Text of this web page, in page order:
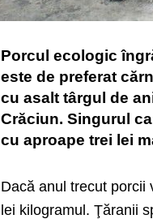
Porcul ecologic
este de preferat
cu asalt târgul de
Crăciun. Singurul
cu aproape trei lei
Dacă anul trecut porcii
lei kilogramul. Ţăranii